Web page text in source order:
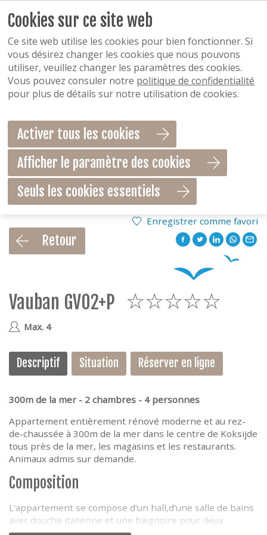
Enregistrer comme favori
Retour
Vauban GV02+P
Max. 4
Descriptif Situation Réserver en ligne
300m de la mer - 2 chambres - 4 personnes
Appartement entièrement rénové moderne et au rez-
de-chaussée à 300m de la mer dans le centre de Koksijde
tous près de la mer, les magasins et les restaurants.
Animaux admis sur demande.
Composition
L'appartement se compose d'un hall,d'une salle de bains
avec douche italienne et une baignoire pour deux
Cookies sur ce site web
Ce site web utilise les cookies pour bien fonctionner. Si
vous désirez changer les cookies que nous pouvons
utiliser, veuillez changer les paramètres des cookies.
Vous pouvez consuler notre politique de confidentialité
pour plus de détails sur notre utilisation de cookies.
Activer tous les cookies
Afficher le paramètre des cookies
Seuls les cookies essentiels